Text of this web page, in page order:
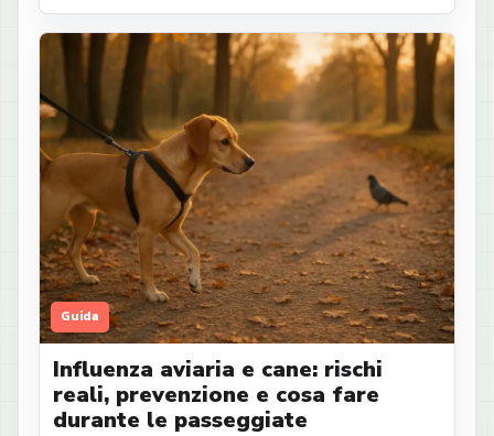
Guida
Influenza aviaria e cane: rischi
reali, prevenzione e cosa fare
durante le passeggiate